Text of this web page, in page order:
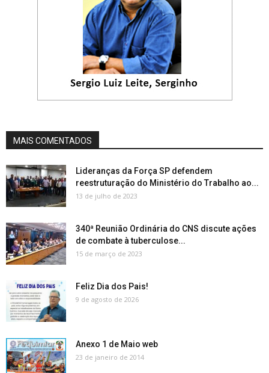
MAIS COMENTADOS
Lideranças da Força SP defendem
reestruturação do Ministério do Trabalho ao...
13 de julho de 2023
340ª Reunião Ordinária do CNS discute ações
de combate à tuberculose...
15 de março de 2023
Feliz Dia dos Pais!
9 de agosto de 2026
Anexo 1 de Maio web
23 de janeiro de 2014